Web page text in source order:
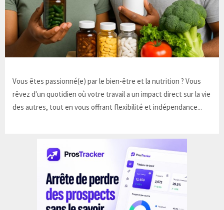
Vous êtes passionné(e) par le bien-être et la nutrition ? Vous
rêvez d'un quotidien où votre travail a un impact direct sur la vie
des autres, tout en vous offrant flexibilité et indépendance...